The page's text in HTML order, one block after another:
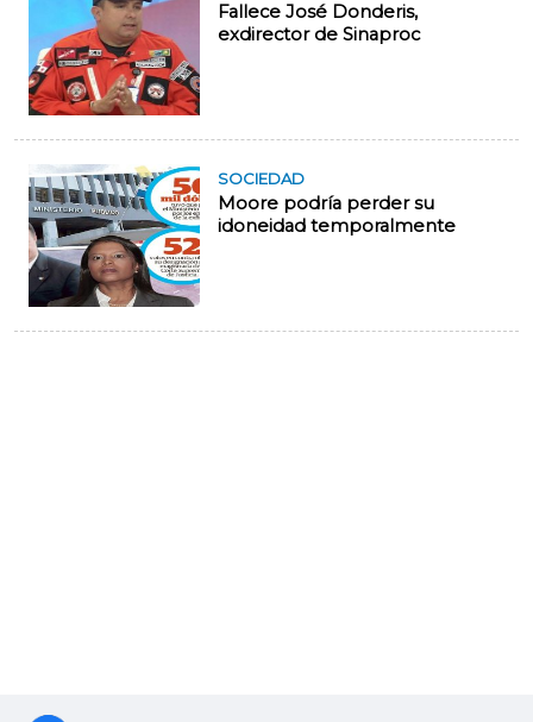
Fallece José Donderis,
exdirector de Sinaproc
SOCIEDAD
Moore podría perder su
idoneidad temporalmente